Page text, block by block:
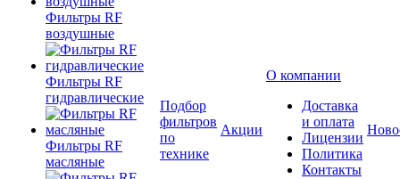
Фильтры RF
воздушные
Фильтры RF
гидравлические
Фильтры RF
масляные
Подбор
фильтров
по
технике
Акции
О компании
Доставка
и оплата
Лицензии
Политика
Контакты